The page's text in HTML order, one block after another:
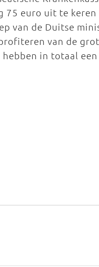
75 euro uit te
van de Duitse
van de
in totaal